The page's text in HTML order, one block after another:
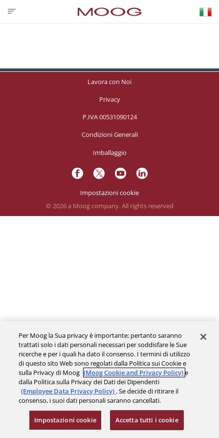
PARTNER LOGIN VISIT MOOG.COM
MOOG.IT
Lavora con Noi
Privacy
P.IVA 00531090124
Condizioni Generali
Imballaggio
Impostazioni cookie
© 2026 a Moog company. All rights reserved
Per Moog la Sua privacy è importante; pertanto saranno
trattati solo i dati personali necessari per soddisfare le Sue
ricerche e per i quali ha dato il consenso. I termini di utilizzo
di questo sito Web sono regolati dalla Politica sui Cookie e
sulla Privacy di Moog (Moog Cookie and Privacy Policy) e
dalla Politica sulla Privacy dei Dati dei Dipendenti
(Employee Data Privacy Policy) . Se decide di ritirare il
consenso, i suoi dati personali saranno cancellati.
Impostazioni cookie Accetta tutti i cookie